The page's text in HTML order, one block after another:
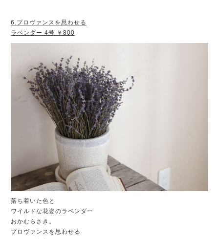
6.プロヴァンスを思わせる
ラベンダー 4号 ￥800
落ち着いた色と
ワイルドな花姿のラベンダー
おかむらさき。
プロヴァンスを思わせる